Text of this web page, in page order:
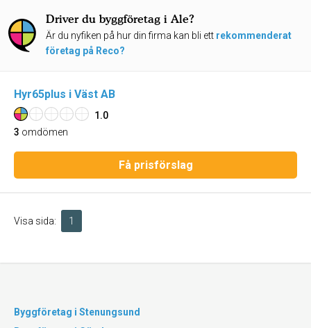
Driver du byggföretag i Ale?
Är du nyfiken på hur din firma kan bli ett rekommenderat
företag på Reco?
Hyr65plus i Väst AB
1.0
3 omdömen
Få prisförslag
Visa sida: 1
Byggföretag i Stenungsund